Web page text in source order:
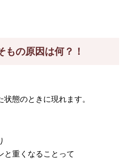
もの原因は何？！
態のときに現れます。
と重くなることって